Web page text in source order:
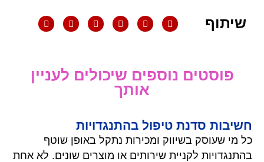
שיתוף
פוסטים נוספים שיכולים לעניין
אותך
חשיבות סדנת טיפול בהתנגדויות
כל מי שעוסק בשיווק ומכירות נתקל באופן שוטף
בהתנגדויות לקניית שירותים או מוצרים שונים. לא אחת